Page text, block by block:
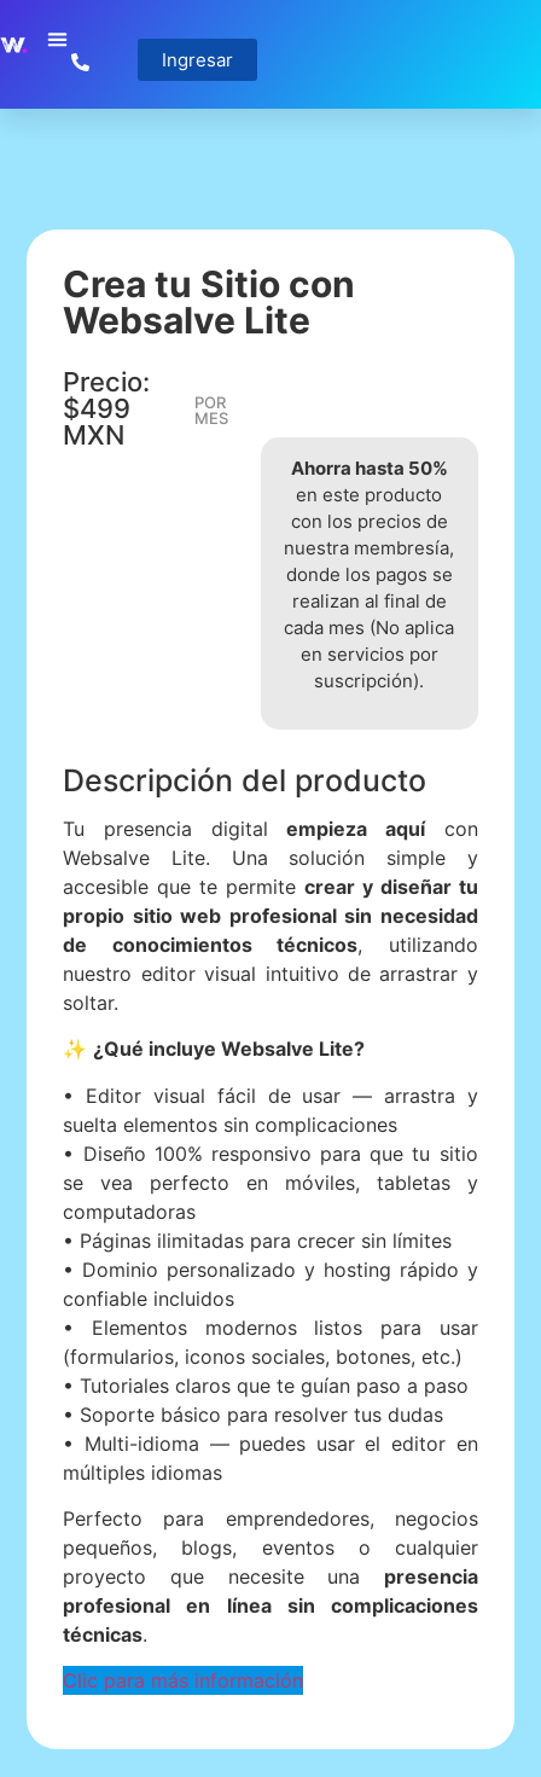
Ingresar
Crea tu Sitio con
Websalve Lite
Precio:
$499
MXN
POR
MES
Ahorra hasta 50%
en este producto
con los precios de
nuestra membresía,
donde los pagos se
realizan al final de
cada mes (No aplica
en servicios por
suscripción).
Descripción del producto
Tu presencia digitalempieza aquícon
Websalve Lite. Una solución simple y
accesible que te permite crear y diseñar tu
propio sitio web profesional sin necesidad
de conocimientos técnicos, utilizando
nuestro editor visual intuitivo de arrastrar y
soltar.
✨ ¿Qué incluye Websalve Lite?
• Editor visual fácil de usar — arrastra y
suelta elementos sin complicaciones
• Diseño 100% responsivo para que tu sitio
se vea perfecto en móviles, tabletas y
computadoras
• Páginas ilimitadas para crecer sin límites
• Dominio personalizado y hosting rápido y
confiable incluidos
• Elementos modernos listos para usar
(formularios, iconos sociales, botones, etc.)
• Tutoriales claros que te guían paso a paso
• Soporte básico para resolver tus dudas
• Multi-idioma — puedes usar el editor en
múltiples idiomas
Perfecto para emprendedores, negocios
pequeños, blogs, eventos o cualquier
proyecto que necesite una presencia
profesional en línea sin complicaciones
técnicas.
Clic para más información